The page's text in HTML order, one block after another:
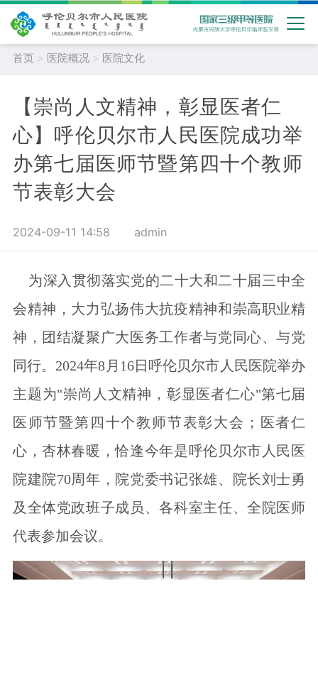
首页 > 医院概况> 医院文化
【崇尚人文精神，彰显医者仁
心】呼伦贝尔市人民医院成功举
办第七届医师节暨第四十个教师
节表彰大会
2024-09-11 14:58 admin
为深入贯彻落实党的二十大和二十届三中全
会精神，大力弘扬伟大抗疫精神和崇高职业精
神，团结凝聚广大医务工作者与党同心、与党
同行。2024年8月16日呼伦贝尔市人民医院举办
主题为"崇尚人文精神，彰显医者仁心"第七届
医师节暨第四十个教师节表彰大会；医者仁
心，杏林春暖，恰逢今年是呼伦贝尔市人民医
院建院70周年，院党委书记张雄、院长刘士勇
及全体党政班子成员、各科室主任、全院医师
代表参加会议。